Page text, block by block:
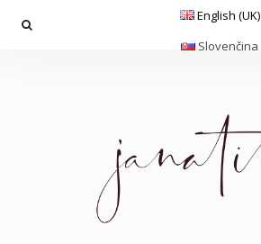
English (UK)
Slovenčina